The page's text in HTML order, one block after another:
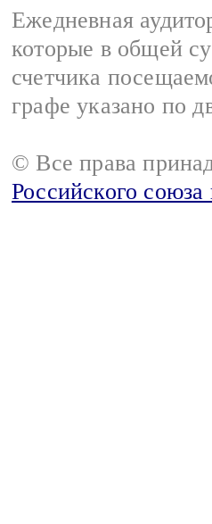
Ежедневная
которые в общей
счетчика
графе указано по
© Все права
Российского союза